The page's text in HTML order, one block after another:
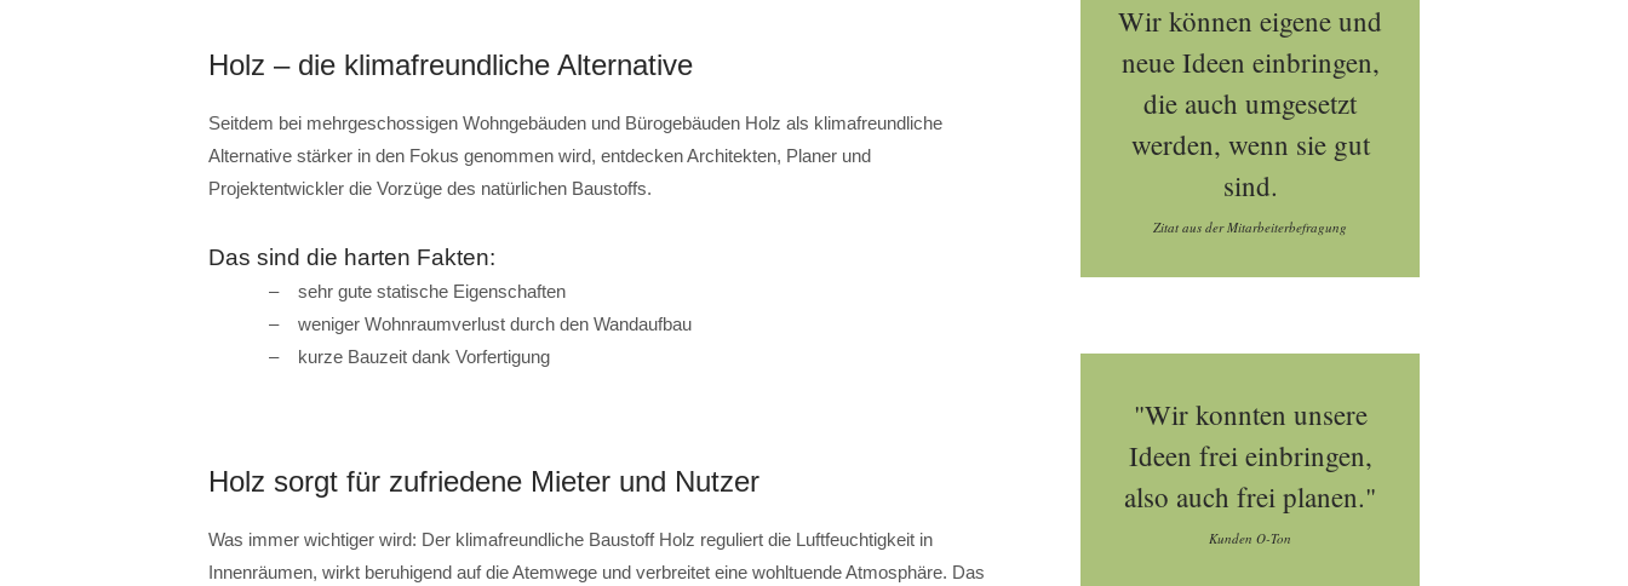
Holz – die klimafreundliche Alternative
Seitdem bei mehrgeschossigen Wohngebäuden und Bürogebäuden Holz als klimafreundliche
Alternative stärker in den Fokus genommen wird, entdecken Architekten, Planer und
Projektentwickler die Vorzüge des natürlichen Baustoffs.
Das sind die harten Fakten:
sehr gute statische Eigenschaften
weniger Wohnraumverlust durch den Wandaufbau
kurze Bauzeit dank Vorfertigung
Holz sorgt für zufriedene Mieter und Nutzer
Was immer wichtiger wird: Der klimafreundliche Baustoff Holz reguliert die Luftfeuchtigkeit in
Innenräumen, wirkt beruhigend auf die Atemwege und verbreitet eine wohltuende Atmosphäre. Das
Wir können eigene und
neue Ideen einbringen,
die auch umgesetzt
werden, wenn sie gut
sind.
Zitat aus der Mitarbeiterbefragung
"Wir konnten unsere
Ideen frei einbringen,
also auch frei planen."
Kunden O-Ton